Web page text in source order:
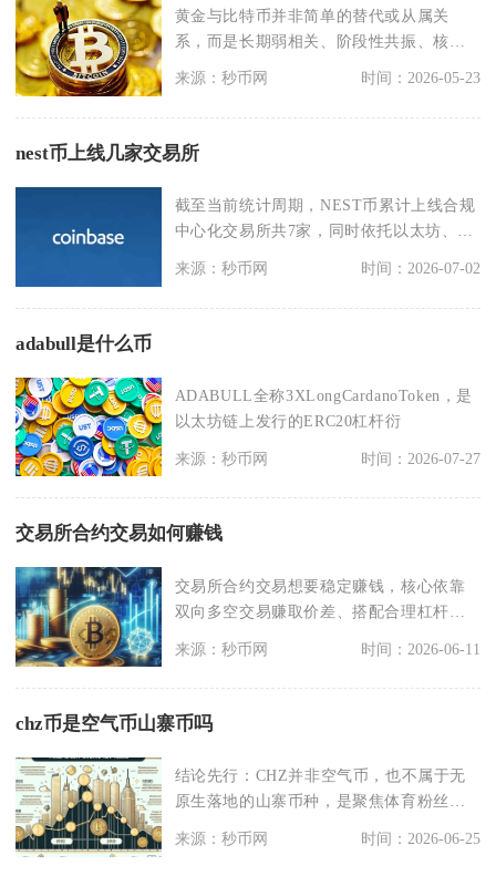
黄金与比特币并非简单的替代或从属关
系，而是长期弱相关、阶段性共振、核心
逻辑相似但属性差异显
来源：秒币网 时间：2026-05-23
nest币上线几家交易所
截至当前统计周期，NEST币累计上线合规
中心化交易所共7家，同时依托以太坊、
BSC公链落地
来源：秒币网 时间：2026-07-02
adabull是什么币
ADABULL全称3XLongCardanoToken，是
以太坊链上发行的ERC20杠杆衍
来源：秒币网 时间：2026-07-27
交易所合约交易如何赚钱
交易所合约交易想要稳定赚钱，核心依靠
双向多空交易赚取价差、搭配合理杠杆放
来源：秒币网 时间：2026-06-11
chz币是空气币山寨币吗
结论先行：CHZ并非空气币，也不属于无
原生落地的山寨币种，是聚焦体育粉丝通
证赛道、拥有完整
来源：秒币网 时间：2026-06-25